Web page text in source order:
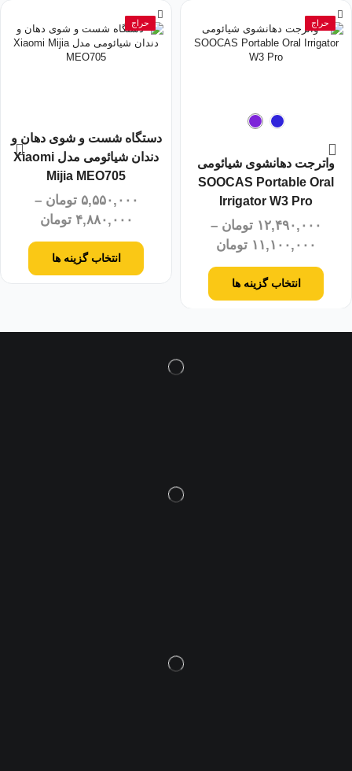
حراج
واترجت دهانشوی شیائومی
SOOCAS Portable Oral
Irrigator W3 Pro
۱۲,۴۹۰,۰۰۰ تومان –
۱۱,۱۰۰,۰۰۰ تومان
انتخاب گزینه ها
حراج
دستگاه شست و شوی دهان و
دندان شیائومی مدل Xiaomi
Mijia MEO705
۵,۵۵۰,۰۰۰ تومان –
۴,۸۸۰,۰۰۰ تومان
انتخاب گزینه ها